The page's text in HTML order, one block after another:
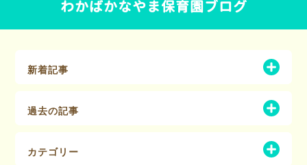
わかばかなやま保育園ブログ
新着記事
過去の記事
カテゴリー